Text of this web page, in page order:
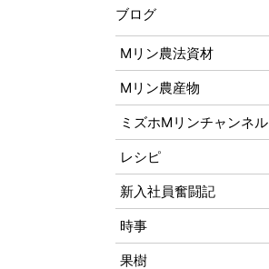
ブログ
Mリン農法資材
Mリン農産物
ミズホMリンチャンネル
レシピ
新入社員奮闘記
時事
果樹